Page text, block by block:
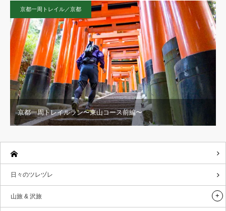
京都一周トレイル／京都
京都一周トレイルラン〜東山コース前編〜
日々のツレヅレ
山旅 & 沢旅